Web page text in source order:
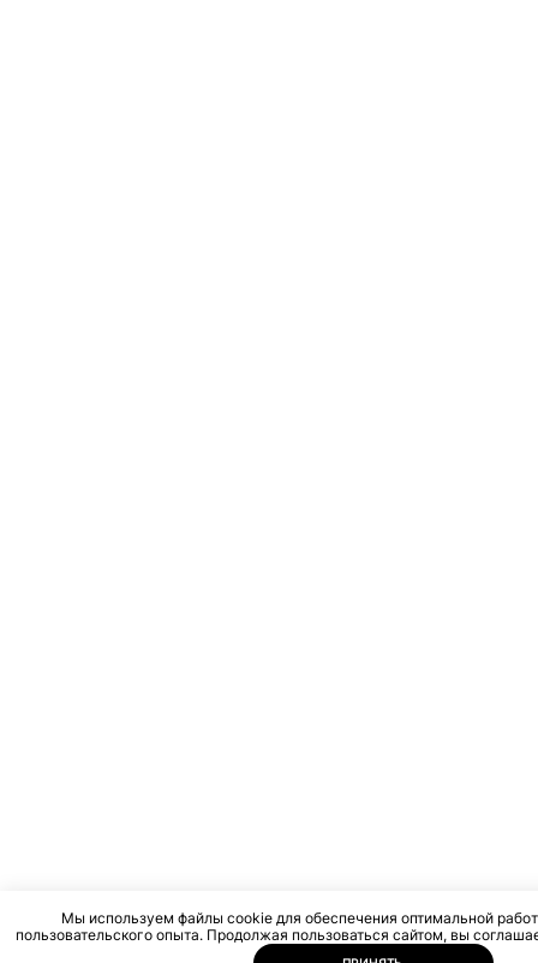
Мы используем файлы cookie для обеспечения оптимальной
пользовательского опыта. Продолжая пользоваться сайтом, вы